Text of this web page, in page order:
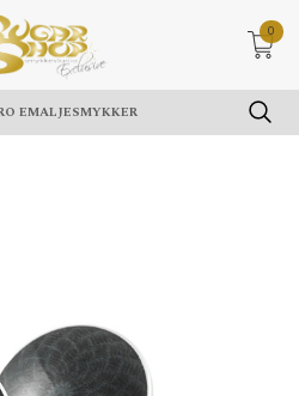
0
EMALJESMYKKER